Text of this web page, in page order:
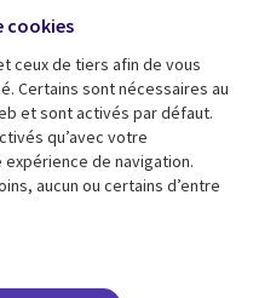
Fusions
Salle de presse
Support
cookies
ceux de tiers afin de vous
Certains sont nécessaires au
et sont activés par défaut.
qu’avec votre
de navigation.
aucun ou certains d’entre